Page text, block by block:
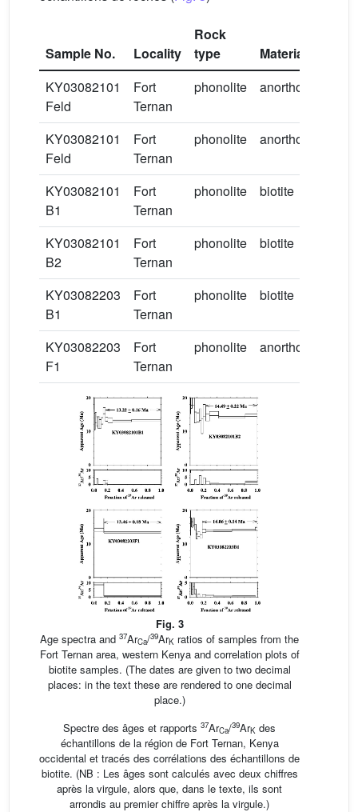
Sample No. Locality
Rock
type
Material
KY03082101
Feld
Fort
Ternan
phonolite anorthoclase
KY03082101
Feld
Fort
Ternan
phonolite anorthoclase
KY03082101
B1
Fort
Ternan
phonolite biotite
KY03082101
B2
Fort
Ternan
phonolite biotite
KY03082203
B1
Fort
Ternan
phonolite biotite
KY03082203
F1
Fort
Ternan
phonolite anorthoclase
Fig. 3
Age spectra and 37ArCa/39ArK ratios of samples from the
Fort Ternan area, western Kenya and correlation plots of
biotite samples. (The dates are given to two decimal
places: in the text these are rendered to one decimal
place.)
Spectre des âges et rapports 37ArCa/39ArK des
échantillons de la région de Fort Ternan, Kenya
occidental et tracés des corrélations des échantillons de
biotite. (NB : Les âges sont calculés avec deux chiffres
après la virgule, alors que, dans le texte, ils sont
arrondis au premier chiffre après la virgule.)